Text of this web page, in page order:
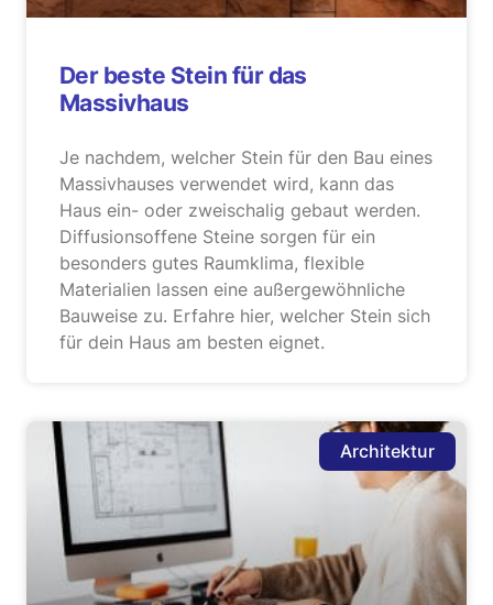
Der beste Stein für das
Massivhaus
Je nachdem, welcher Stein für den Bau eines
Massivhauses verwendet wird, kann das
Haus ein- oder zweischalig gebaut werden.
Diffusionsoffene Steine sorgen für ein
besonders gutes Raumklima, flexible
Materialien lassen eine außergewöhnliche
Bauweise zu. Erfahre hier, welcher Stein sich
für dein Haus am besten eignet.
Architektur